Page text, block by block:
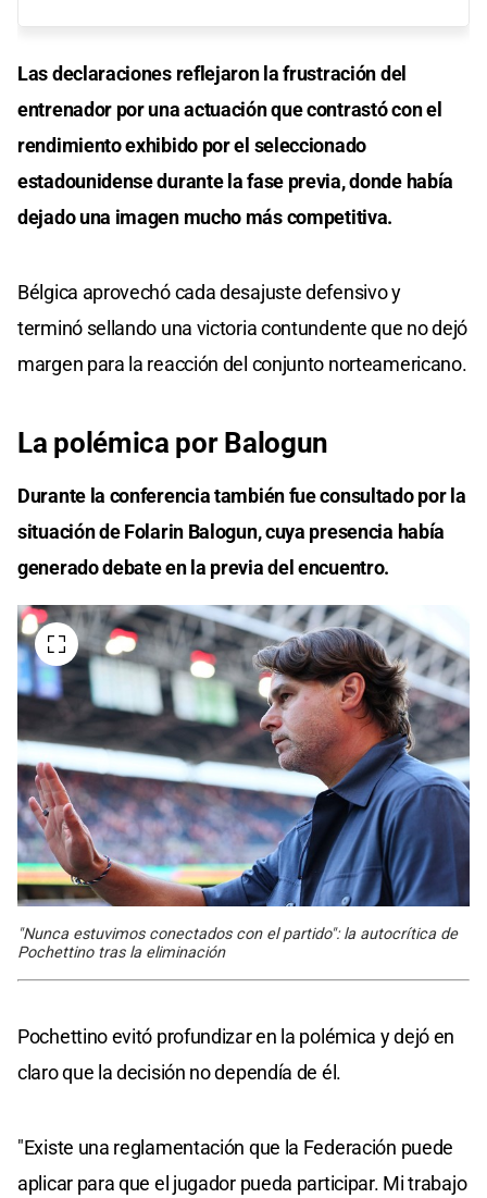
Las declaraciones reflejaron la frustración del
entrenador por una actuación que contrastó con el
rendimiento exhibido por el seleccionado
estadounidense durante la fase previa, donde había
dejado una imagen mucho más competitiva.
Bélgica aprovechó cada desajuste defensivo y
terminó sellando una victoria contundente que no dejó
margen para la reacción del conjunto norteamericano.
La polémica por Balogun
Durante la conferencia también fue consultado por la
situación de Folarin Balogun, cuya presencia había
generado debate en la previa del encuentro.
"Nunca estuvimos conectados con el partido": la autocrítica de
Pochettino tras la eliminación
Pochettino evitó profundizar en la polémica y dejó en
claro que la decisión no dependía de él.
"Existe una reglamentación que la Federación puede
aplicar para que el jugador pueda participar. Mi trabajo